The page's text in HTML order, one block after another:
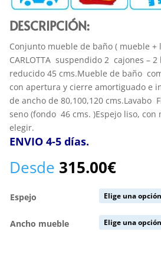
DESCRIPCIÓN:
Conjunto mueble de baño ( mueble +
CARLOTTA suspendido 2 cajones –
reducido 45 cms.Mueble de baño
con apertura y cierre amortiguado e
de ancho de 80,100,120 cms.Lavabo
seno (fondo 46 cms. )Espejo liso, con
elegir.
ENVIO 4-5 días.
Desde 315.00€
Espejo
Ancho mueble